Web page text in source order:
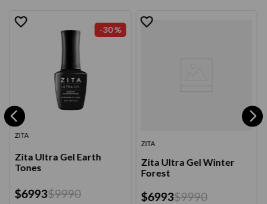
-30 %
ZITA
Zita Ultra Gel Earth
Tones
$6993$9990
ZITA
Zita Ultra Gel Winter
Forest
$6993$9990